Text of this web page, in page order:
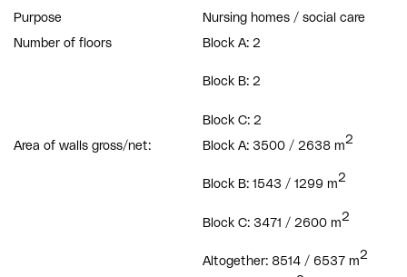
Purpose
Nursing homes / social care
Number of floors
Block A: 2
Block B: 2
Block C: 2
Area of walls gross/net:
Block A: 3500 / 2638 m2
Block B: 1543 / 1299 m2
Block C: 3471 / 2600 m2
Altogether: 8514 / 6537 m2